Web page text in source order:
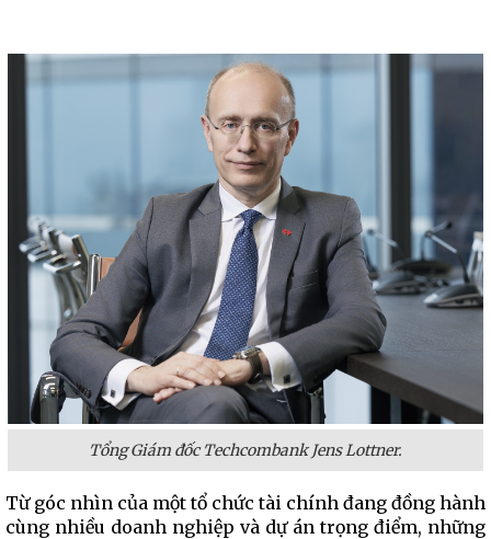
Tổng Giám đốc Techcombank Jens Lottner.
Từ góc nhìn của một tổ chức tài chính đang đồng hành
cùng nhiều doanh nghiệp và dự án trọng điểm, những